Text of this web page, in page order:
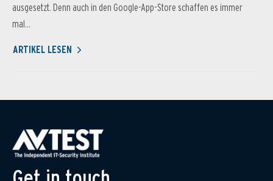
ausgesetzt. Denn auch in den Google-App-Store schaffen es immer
mal...
ARTIKEL LESEN